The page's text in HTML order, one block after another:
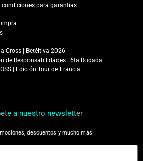
condiciones para garantías
Cross | Betéitiva 2026
de Responsabilidades | 6ta Rodada
| Edición Tour de Francia
a nuestro newsletter
descuentos y mucho más!